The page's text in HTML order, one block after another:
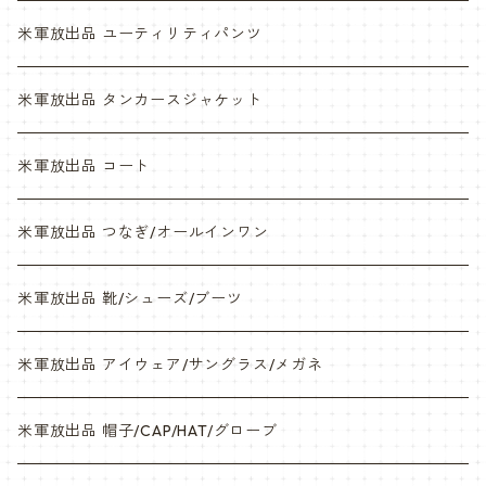
NWU
ABU
NWU
米軍放出品 ユーティリティパンツ
米軍放出品 タンカースジャケット
米軍放出品 コート
米軍放出品 つなぎ/オールインワン
米軍放出品 靴/シューズ/ブーツ
米軍放出品 アイウェア/サングラス/メガネ
米軍放出品 帽子/CAP/HAT/グローブ